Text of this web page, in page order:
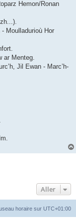
Hemon/Ronan
Moulladurioù Hor
ar Menteg.
Jil Ewan - Marc’h-
Aller
horaire sur UTC+01:00